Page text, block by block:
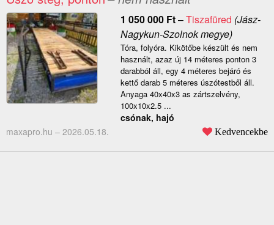
1 050 000 Ft–Tiszafüred (Jász-
Nagykun-Szolnok megye)
Tóra, folyóra. Kikötőbe készült és nem
használt, azaz új 14 méteres ponton 3
darabból áll, egy 4 méteres bejáró és
kettő darab 5 méteres úszótestből áll.
Anyaga 40x40x3 as zártszelvény,
100x10x2.5 ...
csónak, hajó
maxapro.hu – 2026.05.18. Kedvencekbe